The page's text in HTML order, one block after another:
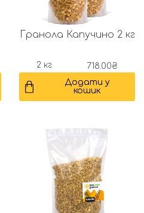
Гранола Капучино 2 кг
2 кг 718.00₴
Додати у
кошик